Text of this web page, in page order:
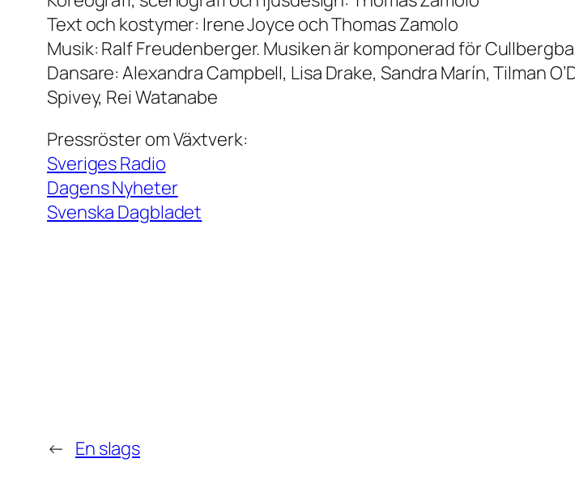
Text och kostymer: Irene Joyce och Thomas Zamolo
Musik: Ralf Freudenberger. Musiken är komponerad för
Dansare: Alexandra Campbell, Lisa Drake, Sandra Marín, Tilman
Spivey, Rei Watanabe
Pressröster omVäxtverk:
Sveriges Radio
Dagens Nyheter
Svenska Dagbladet
← En slags